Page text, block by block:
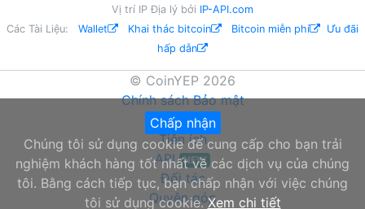
Vị trí IP Địa lý bởi IP-API.com
Các Tài Liệu: Wallet Khai thác bitcoin Bitcoin miễn phí
Ưu đãi
hấp dẫn
© CoinYEP 2026
Chính sách Bảo mật
Về chúng tôi
Tiện ích
API NEW
Đối tác
Quyên góp
Chấp nhận
Chúng tôi sử dụng cookie để cung cấp cho bạn trải
nghiệm khách hàng tốt nhất về các dịch vụ của chúng
tôi. Bằng cách tiếp tục, bạn chấp nhận với việc chúng
tôi sử dụng cookie.Xem chi tiết